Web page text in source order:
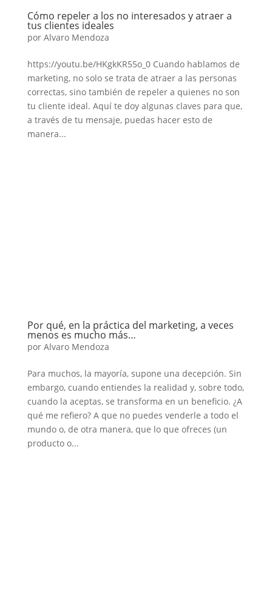
Cómo repeler a los no interesados y atraer a
tus clientes ideales
por Alvaro Mendoza
https://youtu.be/HKgkKR55o_0 Cuando hablamos de
marketing, no solo se trata de atraer a las personas
correctas, sino también de repeler a quienes no son
tu cliente ideal. Aquí te doy algunas claves para que,
a través de tu mensaje, puedas hacer esto de
manera...
Por qué, en la práctica del marketing, a veces
menos es mucho más…
por Alvaro Mendoza
Para muchos, la mayoría, supone una decepción. Sin
embargo, cuando entiendes la realidad y, sobre todo,
cuando la aceptas, se transforma en un beneficio. ¿A
qué me refiero? A que no puedes venderle a todo el
mundo o, de otra manera, que lo que ofreces (un
producto o...